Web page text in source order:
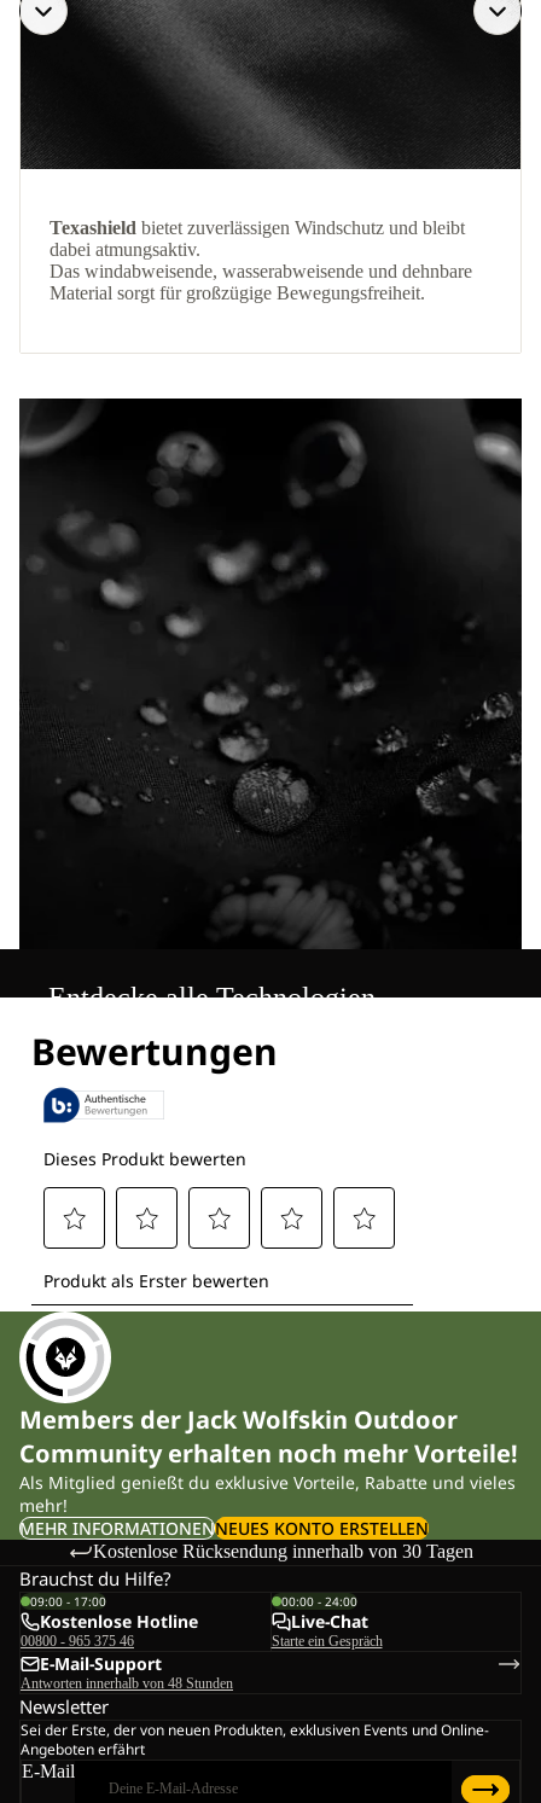
Texashield bietet zuverlässigen Windschutz und bleibt
dabei atmungsaktiv.
Das windabweisende, wasserabweisende und dehnbare
Material sorgt für großzügige Bewegungsfreiheit.
Entdecke alle Technologien
Members der Jack Wolfskin Outdoor
Community erhalten noch mehr Vorteile!
Als Mitglied genießt du exklusive Vorteile, Rabatte und vieles
mehr!
MEHR INFORMATIONENNEUES KONTO ERSTELLEN
Kostenlose Rücksendung innerhalb von 30 Tagen
Brauchst du Hilfe?
09:00 - 17:00
Kostenlose Hotline
00800 - 965 375 46
00:00 - 24:00
Live-Chat
Starte ein Gespräch
E-Mail-Support
Antworten innerhalb von 48 Stunden
Newsletter
Sei der Erste, der von neuen Produkten, exklusiven Events und Online-
Angeboten erfährt
E-Mail